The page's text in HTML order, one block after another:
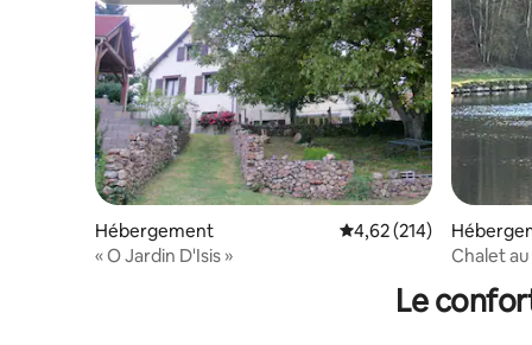
Hébergement Évaluation moyenne
4,62 (214)
« O Jardin D'Isis »
Chalet
Le